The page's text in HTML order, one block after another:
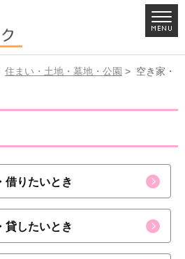
住まい・土地・墓地・公園 > 空き家・
借りたいとき
貸したいとき